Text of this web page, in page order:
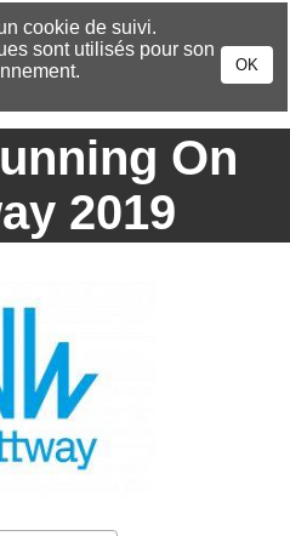
cookie de suivi.
sont utilisés pour son
OK
»
On
2019